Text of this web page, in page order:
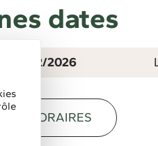
dates
31/12/2026
HORAIRES